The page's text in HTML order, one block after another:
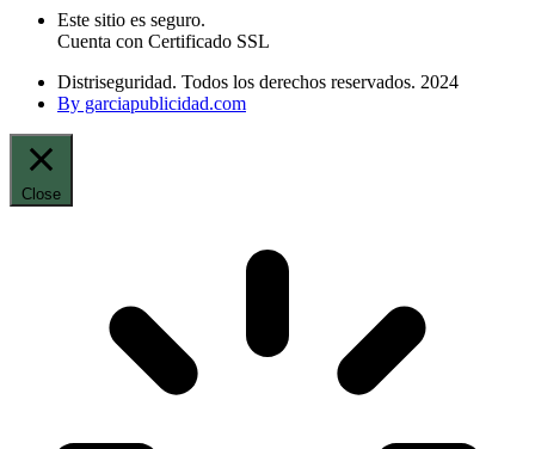
Este sitio es seguro.
Cuenta con Certificado SSL
Distriseguridad. Todos los derechos reservados. 2024
By garciapublicidad.com
Close